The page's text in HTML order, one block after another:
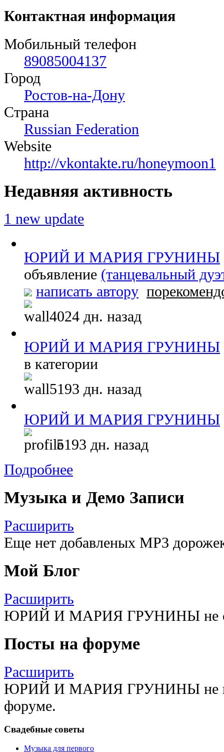
Контактная информация
Мобильный телефон
89085004137
Город
Ростов-на-Дону
Страна
Russian Federation
Website
http://vkontakte.ru/honeymoon1
Недавняя активность
1 new update
ЮРИЙ И МАРИЯ ГРУНИНЫ
объявление (танцевальный
написать автору
4024 дн. назад
ЮРИЙ И МАРИЯ ГРУНИНЫ
в категории
5193 дн. назад
ЮРИЙ И МАРИЯ ГРУНИНЫ
5193 дн. назад
Подробнее
Музыка и Демо Записи
Расширить
Еще нет добавленых MP3
Мой Блог
Расширить
ЮРИЙ И МАРИЯ ГРУНИНЫ не
Посты на форуме
Расширить
ЮРИЙ И МАРИЯ ГРУНИНЫ не
форуме.
Свадебные советы
Музыка для первого